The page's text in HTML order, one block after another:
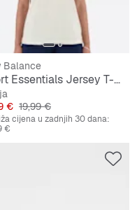
Balance
Sport Essentials Jersey T-Shirt
€ Originalna cijena
19,99 €
cijena u zadnjih 30 dana:
€